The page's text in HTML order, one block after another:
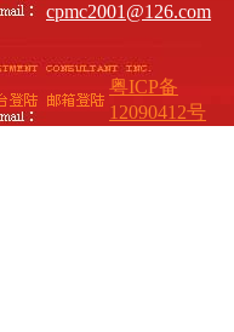
cpmc2001@126.com
粤ICP备
12090412号